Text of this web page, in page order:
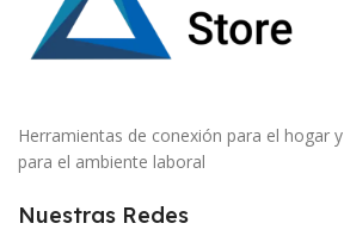
Herramientas de conexión para el hogar y
para el ambiente laboral
Nuestras Redes